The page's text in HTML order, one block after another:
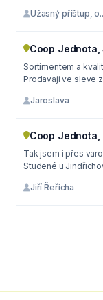
Užasný příštup,
Coop Jednota,
Sortimentem a
Prodavaji ve sleve
Jaroslava
Coop Jednota,
Tak jsem i přes
Studené u
Jiří Řeřicha